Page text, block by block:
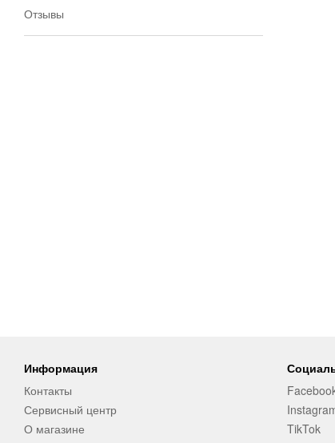
Отзывы
Информация
Контакты
Сервисный центр
О магазине
TikTok